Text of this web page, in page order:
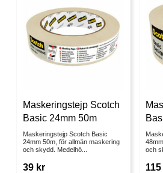
Maskeringstejp Scotch
Basic 24mm 50m
Maskeringstejp Scotch Basic
24mm 50m, för allmän maskering
och skydd. Medelhö...
39 kr
och